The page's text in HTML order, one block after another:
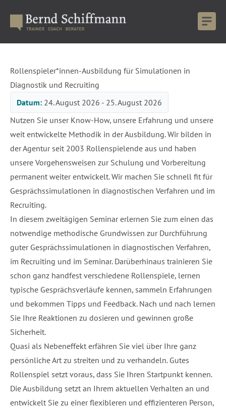
Rollenspieler*innen-Ausbildung für Simulationen in
Diagnostik und Recruiting
Datum: 24. August 2026 - 25. August 2026
Nutzen Sie unser Know-How, unsere Erfahrung und unsere
weit entwickelte Methodik in der Ausbildung. Wir bilden in
der Agentur seit 2003 Rollenspielende aus und haben
unsere Vorgehensweisen zur Schulung und Vorbereitung
permanent weiter entwickelt. Wir machen Sie schnell fit für
Gesprächssimulationen in diagnostischen Verfahren und im
Recruiting.
In diesem zweitägigen Seminar erlernen Sie zum einen das
notwendige methodische Grundwissen zur Durchführung
guter Gesprächssimulationen in diagnostischen Verfahren,
im Recruiting und im Seminar. Darüberhinaus trainieren Sie
schon ganz handfest verschiedene Rollenspiele, lernen
typische Gesprächsverläufe kennen, sammeln Erfahrungen
und bekommen Tipps und Feedback. Nach und nach lernen
Sie Ihre Reaktionen zu dosieren und gewinnen große
Sicherheit.
Quasi als Nebeneffekt erfähren Sie viel über Ihre ganz
persönliche Art zu streiten und zu verhandeln. Gutes
Rollenspiel setzt voraus, dass Sie Ihren Startpunkt kennen.
Die Ausbildung setzt an Ihrem aktuellen Verhalten an und
entwickelt Sie zu einer flexibleren und effizienteren Person,